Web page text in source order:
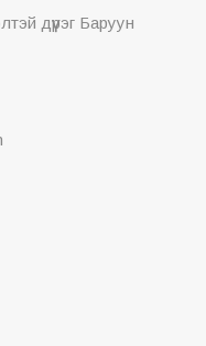
дүүрэг Баруун